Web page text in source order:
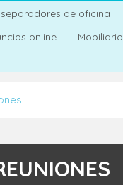
de oficina
online